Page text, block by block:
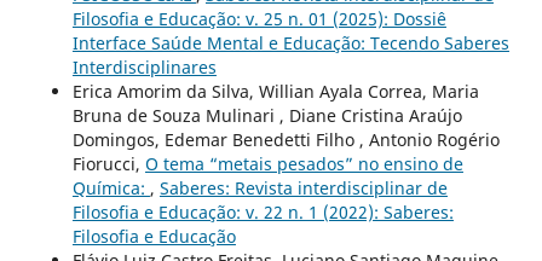
Filosofia e Educação: v. 25 n. 01 (2025): Dossiê
Interface Saúde Mental e Educação: Tecendo Saberes
Interdisciplinares
Erica Amorim da Silva, Willian Ayala Correa, Maria
Bruna de Souza Mulinari , Diane Cristina Araújo
Domingos, Edemar Benedetti Filho , Antonio Rogério
Fiorucci, O tema “metais pesados” no ensino de
Química: , Saberes: Revista interdisciplinar de
Filosofia e Educação: v. 22 n. 1 (2022): Saberes:
Filosofia e Educação